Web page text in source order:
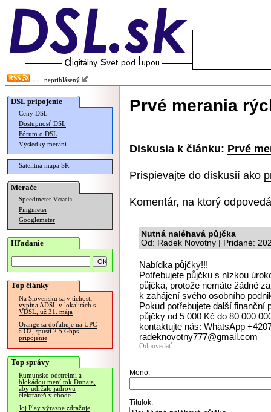
neprihlásený
DSL pripojenie
Ceny DSL
Dostupnosť DSL
Fórum o DSL
Výsledky meraní
Satelitná mapa SR
Merače
Speedmeter Merania
Pingmeter
Googlemeter
Hľadanie
Top články
Na Slovensku sa v tichosti
vypína ADSL v lokalitách s
VDSL, už 31. mája
Orange sa doťahuje na UPC
a O2, spustí 2.5 Gbps
pripojenie
Top správy
Rumunsko odstrelmi a
blokádou mení tok Dunaja,
aby udržalo jadrovú
elektráreň v chode
Joj Play výrazne zdražuje
Prvé merania
Diskusia k článku: Prvé
Prispievajte do diskusií ako
Komentár, na ktorý
Nutná naléhavá půjčka
Od: Radek Novotny | Pridané:
Nabídka půjčky!!!
Potřebujete půjčku s nízkou
půjčka, protože nemáte žádné
k zahájení svého osobního
Pokud potřebujete další finanční
půjčky od 5 000 Kč do 80 000
kontaktujte nás: WhatsApp
radeknovotny777@gmail.com
Odpovedať
Meno:
Titulok: